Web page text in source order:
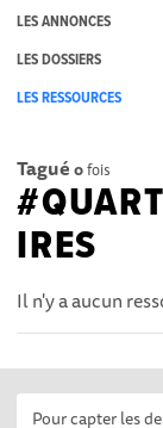
LES ANNONCES
LES DOSSIERS
LES RESSOURCES
Tagué 0fois
IRES
Il n'y a aucun